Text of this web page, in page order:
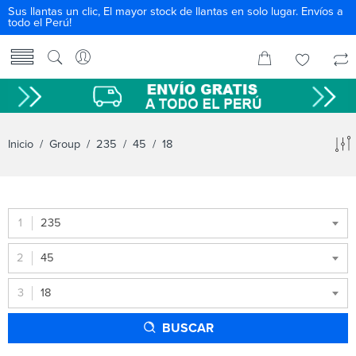
Sus llantas un clic, El mayor stock de llantas en solo lugar. Envíos a
todo el Perú!
Inicio / Group / 235 / 45 / 18
235
45
18
BUSCAR